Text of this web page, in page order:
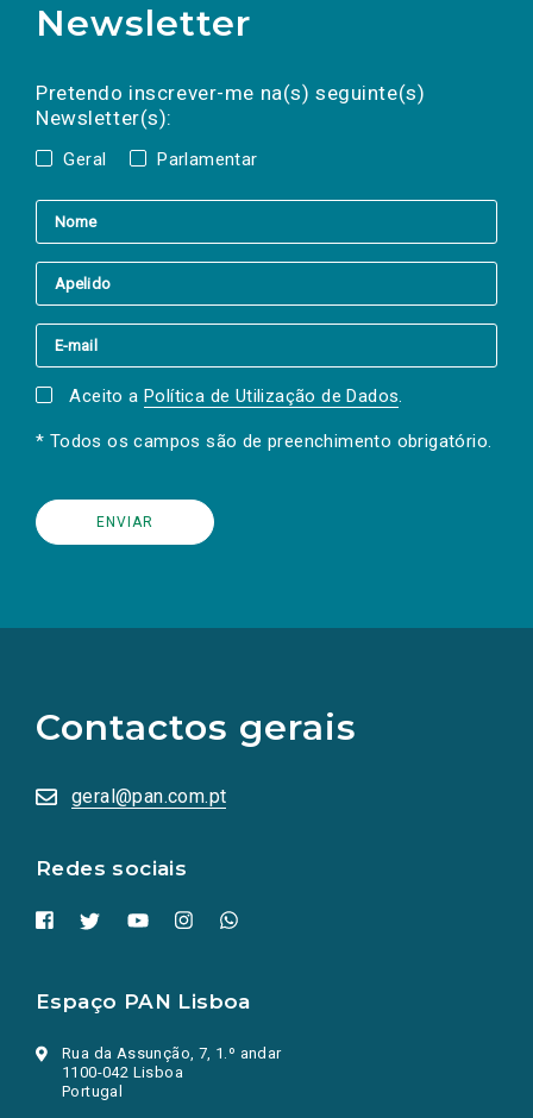
Newsletter
Pretendo inscrever-me na(s) seguinte(s)
Newsletter(s):
Geral Parlamentar
a(s) newsletter(s).
mail
Aceito a Política de Utilização de Dados.
* Todos os campos são de preenchimento obrigatório.
Contactos gerais
geral@pan.com.pt
Redes sociais
redes
sociais
numa
nova
Espaço PAN Lisboa
Rua da Assunção, 7, 1.º andar
1100-042 Lisboa
Portugal